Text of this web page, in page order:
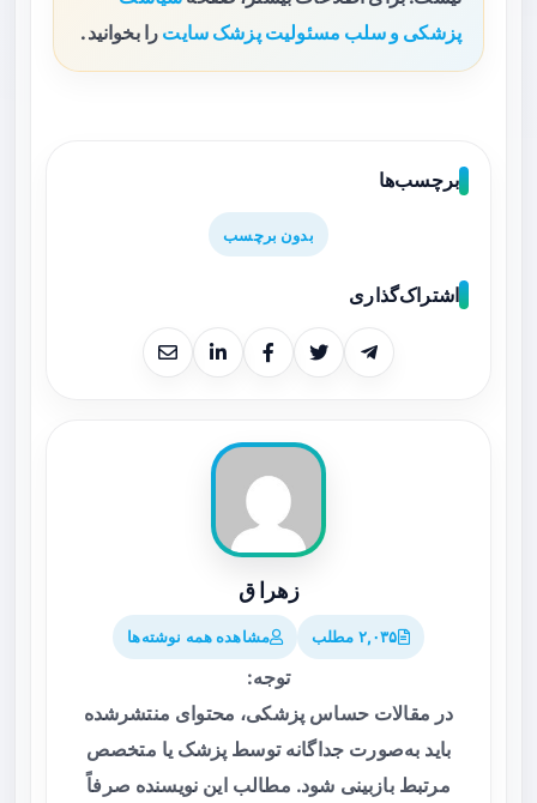
پزشکی و سلب مسئولیت پزشک سایت را بخوانید.
برچسب‌ها
بدون برچسب
اشتراک‌گذاری
زهرا ق
۲,۰۳۵ مطلب مشاهده همه نوشته‌ها
توجه:
در مقالات حساس پزشکی، محتوای منتشرشده
باید به‌صورت جداگانه توسط پزشک یا متخصص
مرتبط بازبینی شود. مطالب این نویسنده صرفاً